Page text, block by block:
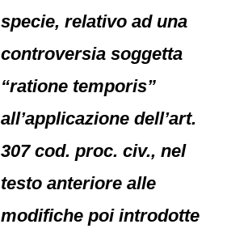
specie, relativo ad una
controversia soggetta
“ratione temporis”
all’applicazione dell’art.
307 cod. proc. civ., nel
testo anteriore alle
modifiche poi introdotte